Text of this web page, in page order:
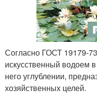
Согласно ГОСТ 19179-
искусственный водоем
него углублении,
хозяйственных целей.